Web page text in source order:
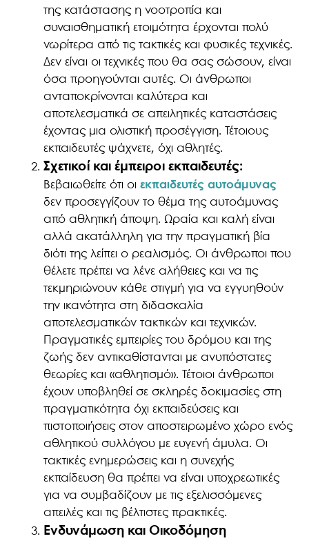
της κατάστασης η νοοτροπία και
συναισθηματική ετοιμότητα έρχονται πολύ
νωρίτερα από τις τακτικές και φυσικές τεχνικές.
Δεν είναι οι τεχνικές που θα σας σώσουν, είναι
όσα προηγούνται αυτές. Οι άνθρωποι
ανταποκρίνονται καλύτερα και
αποτελεσματικά σε απειλητικές καταστάσεις
έχοντας μια ολιστική προσέγγιση. Τέτοιους
εκπαιδευτές ψάχνετε, όχι αθλητές.
Σχετικοί και έμπειροι εκπαιδευτές:
Βεβαιωθείτε ότι οιεκπαιδευτές αυτοάμυνας
δεν προσεγγίζουν το θέμα της αυτοάμυνας
από αθλητική άποψη. Ωραία και καλή είναι
αλλά ακατάλληλη για την πραγματική βία
διότι της λείπει ο ρεαλισμός. Οι άνθρωποι που
θέλετε πρέπει να λένε αλήθειες και να τις
τεκμηριώνουν κάθε στιγμή για να εγγυηθούν
την ικανότητα στη διδασκαλία
αποτελεσματικών τακτικών και τεχνικών.
Πραγματικές εμπειρίες του δρόμου και της
ζωής δεν αντικαθίστανται με ανυπόστατες
θεωρίες και «αθλητισμό». Τέτοιοι άνθρωποι
έχουν υποβληθεί σε σκληρές δοκιμασίες στη
πραγματικότητα όχι εκπαιδεύσεις και
πιστοποιήσεις στον αποστειρωμένο χώρο ενός
αθλητικού συλλόγου με ευγενή άμυλα. Οι
τακτικές ενημερώσεις και η συνεχής
εκπαίδευση θα πρέπει να είναι υποχρεωτικές
για να συμβαδίζουν με τις εξελισσόμενες
απειλές και τις βέλτιστες πρακτικές.
Ενδυνάμωση και Οικοδόμηση